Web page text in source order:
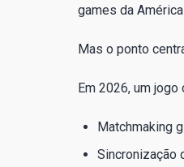
games da
Mas o ponto
Em 2026, um
Matchmaking
Sincronização